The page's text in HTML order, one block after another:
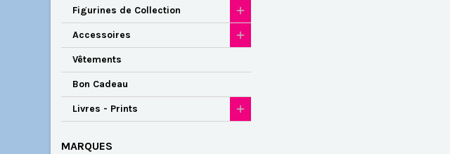
Figurines de Collection
Accessoires
Vêtements
Bon Cadeau
Livres - Prints
MARQUES